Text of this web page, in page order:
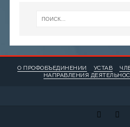
О ПРОФОБЪЕДИНЕНИИ УСТАВ
НАПРАВЛЕНИЯ